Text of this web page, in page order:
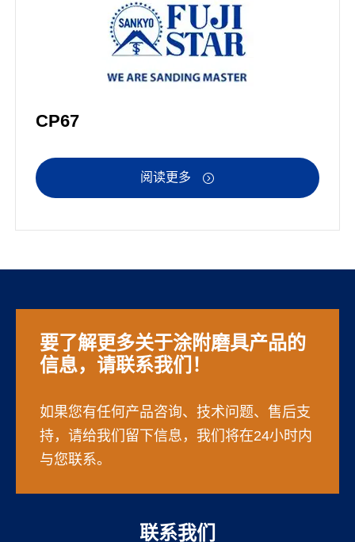
CP67
阅读更多 
要了解更多关于涂附磨具产品的
信息，请联系我们！
如果您有任何产品咨询、技术问题、售后支
持，请给我们留下信息，我们将在24小时内
与您联系。
联系我们